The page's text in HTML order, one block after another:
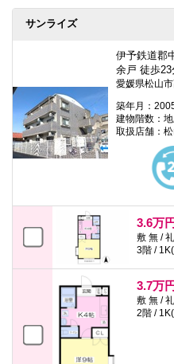
サンライズ
伊予鉄道郡
余戸 徒歩23
愛媛県松山
築年月：
建物階数：
取扱店舗：
3.6万円
敷 無 /
3階 /
3.7万円
敷 無 /
2階 /